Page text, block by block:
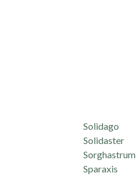
Solidago
Solidaster
Sorghastrum
Sparaxis